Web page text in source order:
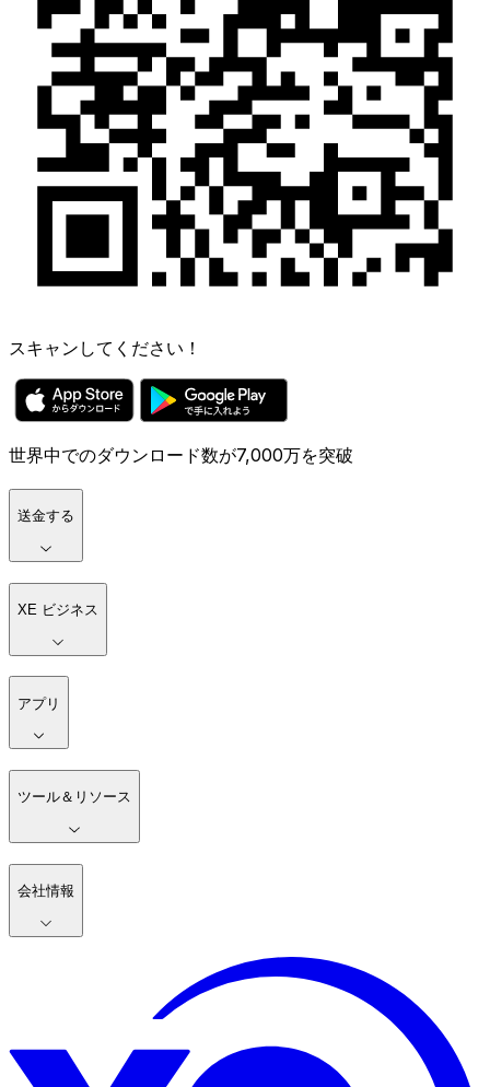
スキャンしてください！
世界中でのダウンロード数が7,000万を突破
送金する
XE ビジネス
アプリ
ツール＆リソース
会社情報